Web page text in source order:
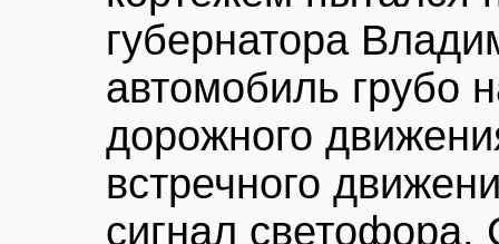
губернатора
автомобиль грубо
дорожного
встречного
сигнал